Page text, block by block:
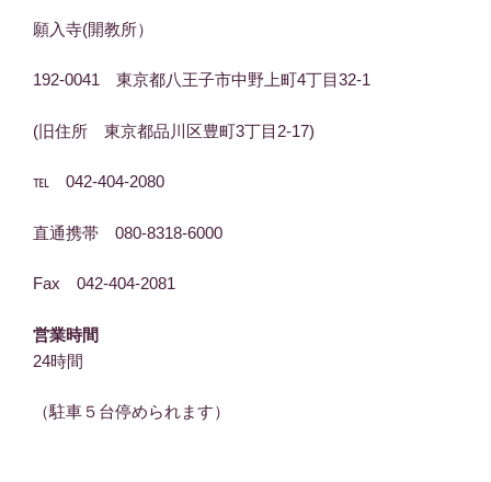
願入寺(開教所）
192-0041 東京都八王子市中野上町4丁目32-1
(旧住所 東京都品川区豊町3丁目2-17)
℡ 042-404-2080
直通携帯 080-8318-6000
Fax 042-404-2081
営業時間
24時間
（駐車５台停められます）